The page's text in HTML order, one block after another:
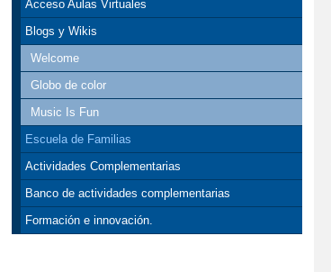
Acceso Aulas Virtuales
Blogs y Wikis
Welcome
Globo de color
Music Is Fun
Escuela de Familias
Actividades Complementarias
Banco de actividades complementarias
Formación e innovación.